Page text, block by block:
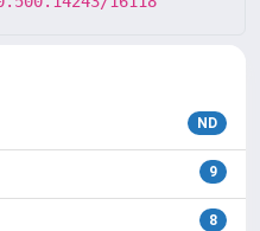
ND
9
8